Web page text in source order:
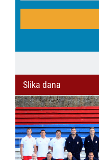
Slika dana